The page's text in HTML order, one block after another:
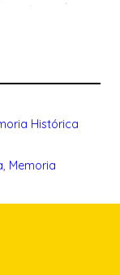
Histórica
, Memoria